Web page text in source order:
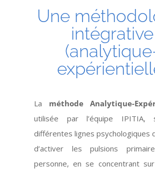
Une
intégrative
La méthode Analytique-
utilisée par l’équipe IPITIA,
différentes lignes psychologiques
d’activer les pulsions
personne, en se concentrant